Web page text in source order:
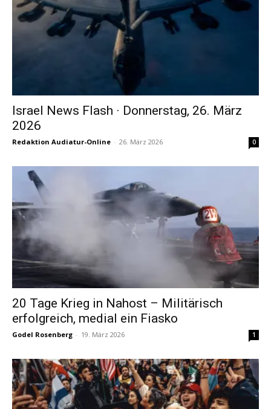
Israel News Flash · Donnerstag, 26. März
2026
Redaktion Audiatur-Online - 26. März 2026 0
20 Tage Krieg in Nahost – Militärisch
erfolgreich, medial ein Fiasko
Godel Rosenberg - 19. März 2026 1